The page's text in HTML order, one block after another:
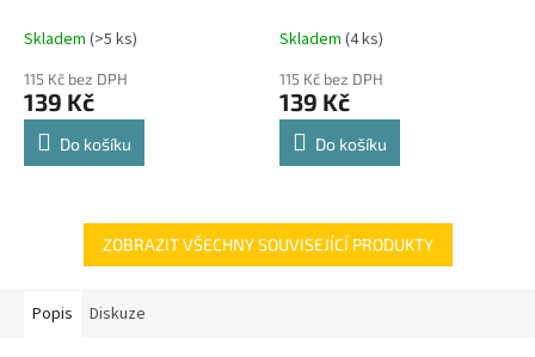
Skladem (>5 ks)
115 Kč bez DPH
139 Kč
Do košíku
Skladem (4 ks)
115 Kč bez DPH
139 Kč
Do košíku
ZOBRAZIT VŠECHNY SOUVISEJÍCÍ PRODUKTY
Popis Diskuze